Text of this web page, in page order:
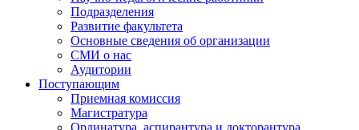
Подразделения
Развитие факультета
Основные сведения об организации
СМИ о нас
Аудитории
Поступающим
Приемная комиссия
Магистратура
Ординатура, аспирантура и докторантура